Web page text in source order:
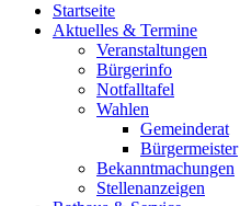
Startseite
Aktuelles & Termine
Veranstaltungen
Bürgerinfo
Notfalltafel
Wahlen
Gemeinderat
Bürgermeister
Bekanntmachungen
Stellenanzeigen